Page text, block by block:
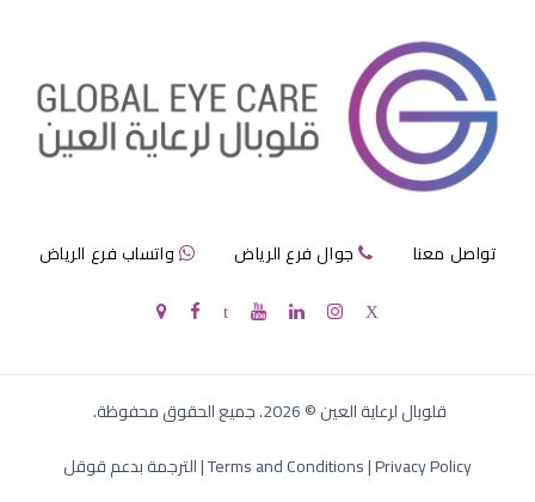
الماء الابيض العين
تواصل معنا جوال فرع الرياض واتساب فرع الرياض
قلوبال لرعاية العين©
2026. جميع الحقوق محفوظة.
Terms and Conditions|Privacy Policy
|الترجمة بدعم قوقل